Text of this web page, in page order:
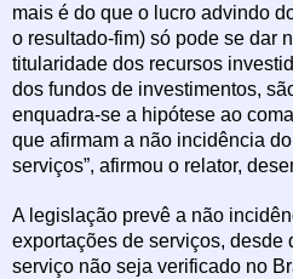
mais é do que o lucro advindo
o resultado-fim) só pode se dar
titularidade dos recursos
dos fundos de investimentos,
enquadra-se a hipótese ao
que afirmam a não incidência
serviços”, afirmou o relator,
A legislação prevê a não
exportações de serviços, desde
serviço não seja verificado no